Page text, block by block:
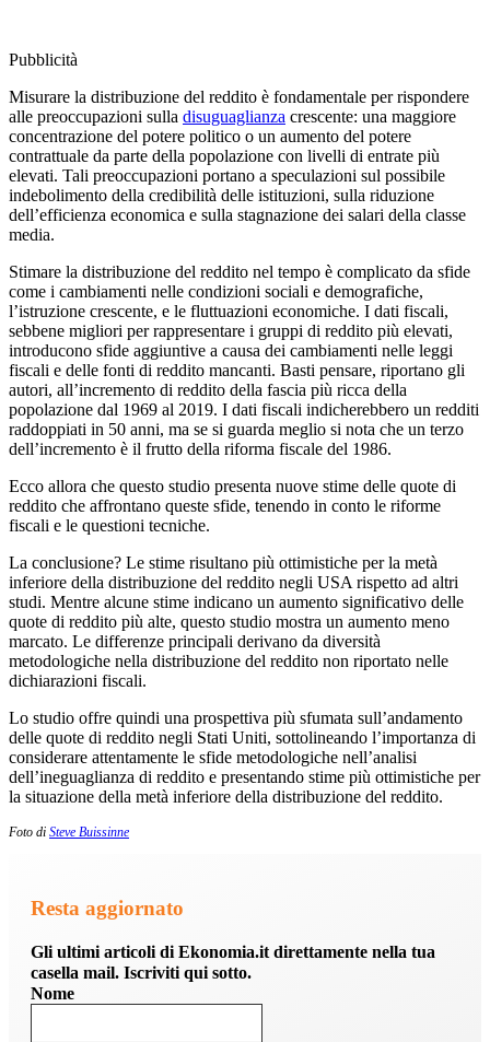
Pubblicità
Misurare la distribuzione del reddito è fondamentale per rispondere
alle preoccupazioni sulla disuguaglianza crescente: una maggiore
concentrazione del potere politico o un aumento del potere
contrattuale da parte della popolazione con livelli di entrate più
elevati. Tali preoccupazioni portano a speculazioni sul possibile
indebolimento della credibilità delle istituzioni, sulla riduzione
dell’efficienza economica e sulla stagnazione dei salari della classe
media.
Stimare la distribuzione del reddito nel tempo è complicato da sfide
come i cambiamenti nelle condizioni sociali e demografiche,
l’istruzione crescente, e le fluttuazioni economiche. I dati fiscali,
sebbene migliori per rappresentare i gruppi di reddito più elevati,
introducono sfide aggiuntive a causa dei cambiamenti nelle leggi
fiscali e delle fonti di reddito mancanti. Basti pensare, riportano gli
autori, all’incremento di reddito della fascia più ricca della
popolazione dal 1969 al 2019. I dati fiscali indicherebbero un redditi
raddoppiati in 50 anni, ma se si guarda meglio si nota che un terzo
dell’incremento è il frutto della riforma fiscale del 1986.
Ecco allora che questo studio presenta nuove stime delle quote di
reddito che affrontano queste sfide, tenendo in conto le riforme
fiscali e le questioni tecniche.
La conclusione? Le stime risultano più ottimistiche per la metà
inferiore della distribuzione del reddito negli USA rispetto ad altri
studi. Mentre alcune stime indicano un aumento significativo delle
quote di reddito più alte, questo studio mostra un aumento meno
marcato. Le differenze principali derivano da diversità
metodologiche nella distribuzione del reddito non riportato nelle
dichiarazioni fiscali.
Lo studio offre quindi una prospettiva più sfumata sull’andamento
delle quote di reddito negli Stati Uniti, sottolineando l’importanza di
considerare attentamente le sfide metodologiche nell’analisi
dell’ineguaglianza di reddito e presentando stime più ottimistiche per
la situazione della metà inferiore della distribuzione del reddito.
Foto di Steve Buissinne
Resta aggiornato
Gli ultimi articoli di Ekonomia.it direttamente nella tua
casella mail. Iscriviti qui sotto.
Nome